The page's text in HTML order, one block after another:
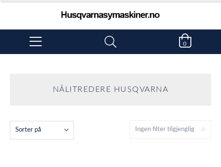
0
NÅLITREDERE HUSQVARNA
Ingen filter tilgjenglig
Sorter på